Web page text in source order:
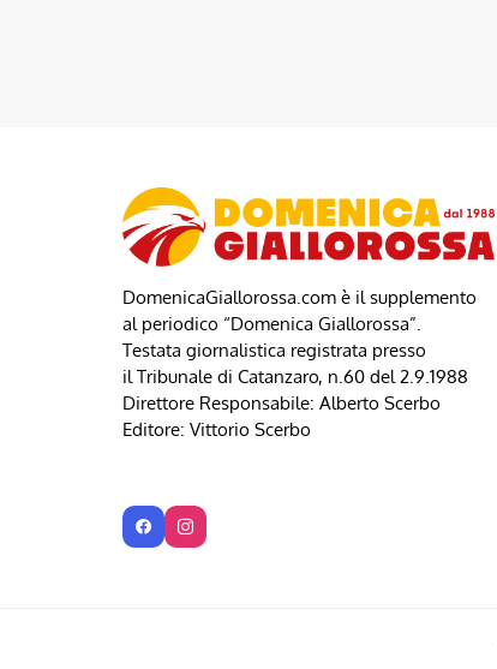
DomenicaGiallorossa.com è il supplemento
al periodico “Domenica Giallorossa”.
Testata giornalistica registrata presso
il Tribunale di Catanzaro, n.60 del 2.9.1988
Direttore Responsabile: Alberto Scerbo
Editore: Vittorio Scerbo